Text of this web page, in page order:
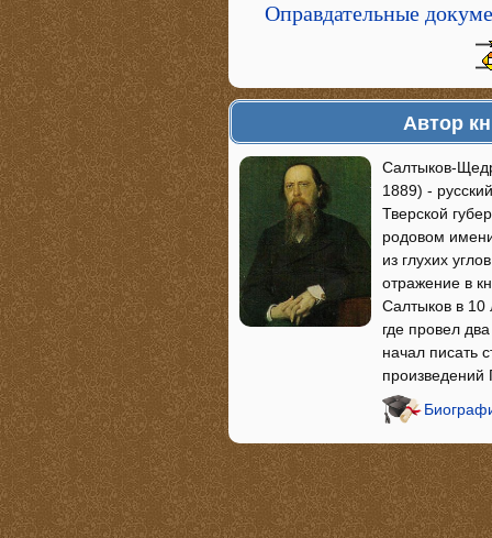
Оправдательные
Автор
Салтыков-
1889) -
Тверской
родовом
из глухих
отражение в
Салтыков в 10
где провел
начал писать